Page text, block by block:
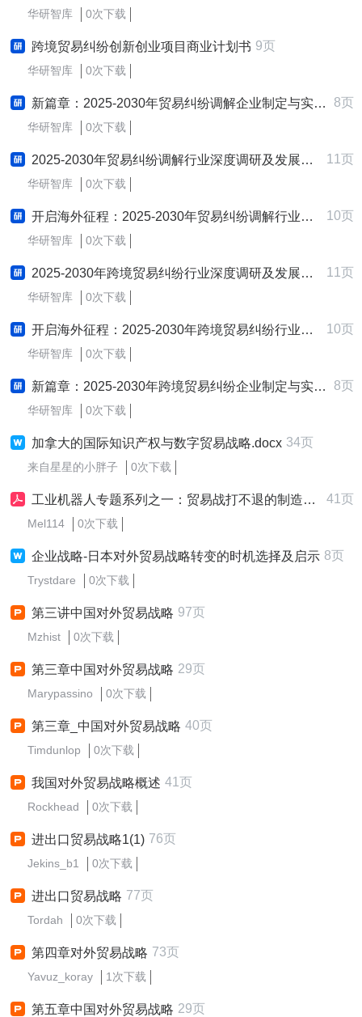
华研智库 0次下载
跨境贸易纠纷创新创业项目商业计划书 9页
华研智库 0次下载
新篇章：2025-2030年贸易纠纷调解企业制定与实施新质生产力战略研究报告 8页
华研智库 0次下载
2025-2030年贸易纠纷调解行业深度调研及发展战略咨询报告 11页
华研智库 0次下载
开启海外征程：2025-2030年贸易纠纷调解行业跨境出海战略研究报告 10页
华研智库 0次下载
2025-2030年跨境贸易纠纷行业深度调研及发展战略咨询报告 11页
华研智库 0次下载
开启海外征程：2025-2030年跨境贸易纠纷行业跨境出海战略研究报告 10页
华研智库 0次下载
新篇章：2025-2030年跨境贸易纠纷企业制定与实施新质生产力战略研究报告 8页
华研智库 0次下载
加拿大的国际知识产权与数字贸易战略.docx 34页
来自星星的小胖子 0次下载
工业机器人专题系列之一：贸易战打不退的制造升级-180502(5页) 41页
Mel114 0次下载
企业战略-日本对外贸易战略转变的时机选择及启示 8页
Trystdare 0次下载
第三讲中国对外贸易战略 97页
Mzhist 0次下载
第三章中国对外贸易战略 29页
Marypassino 0次下载
第三章_中国对外贸易战略 40页
Timdunlop 0次下载
我国对外贸易战略概述 41页
Rockhead 0次下载
进出口贸易战略1(1) 76页
Jekins_b1 0次下载
进出口贸易战略 77页
Tordah 0次下载
第四章对外贸易战略 73页
Yavuz_koray 1次下载
第五章中国对外贸易战略 29页